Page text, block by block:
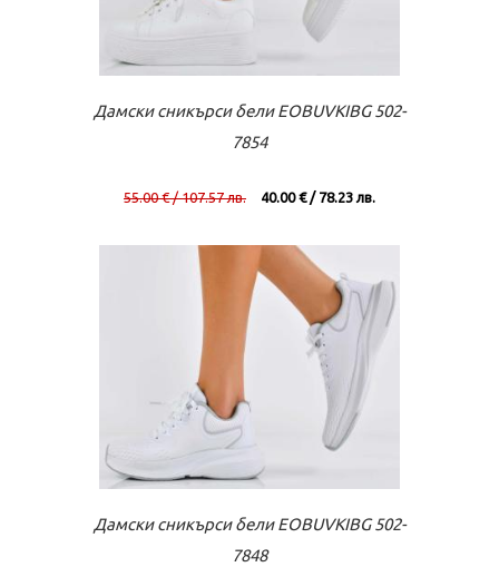
Виж повече
Дамски сникърси бели EOBUVKIBG 502-
7854
55.00 € / 107.57 лв. 40.00 € / 78.23 лв.
Виж повече
Дамски сникърси бели EOBUVKIBG 502-
7848